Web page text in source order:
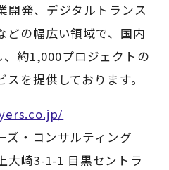
開発、デジタルトランス
どの幅広い領域で、国内
約1,000プロジェクトの
を提供しております。
ズ・コンサルティング
大崎3-1-1 目黒セントラ